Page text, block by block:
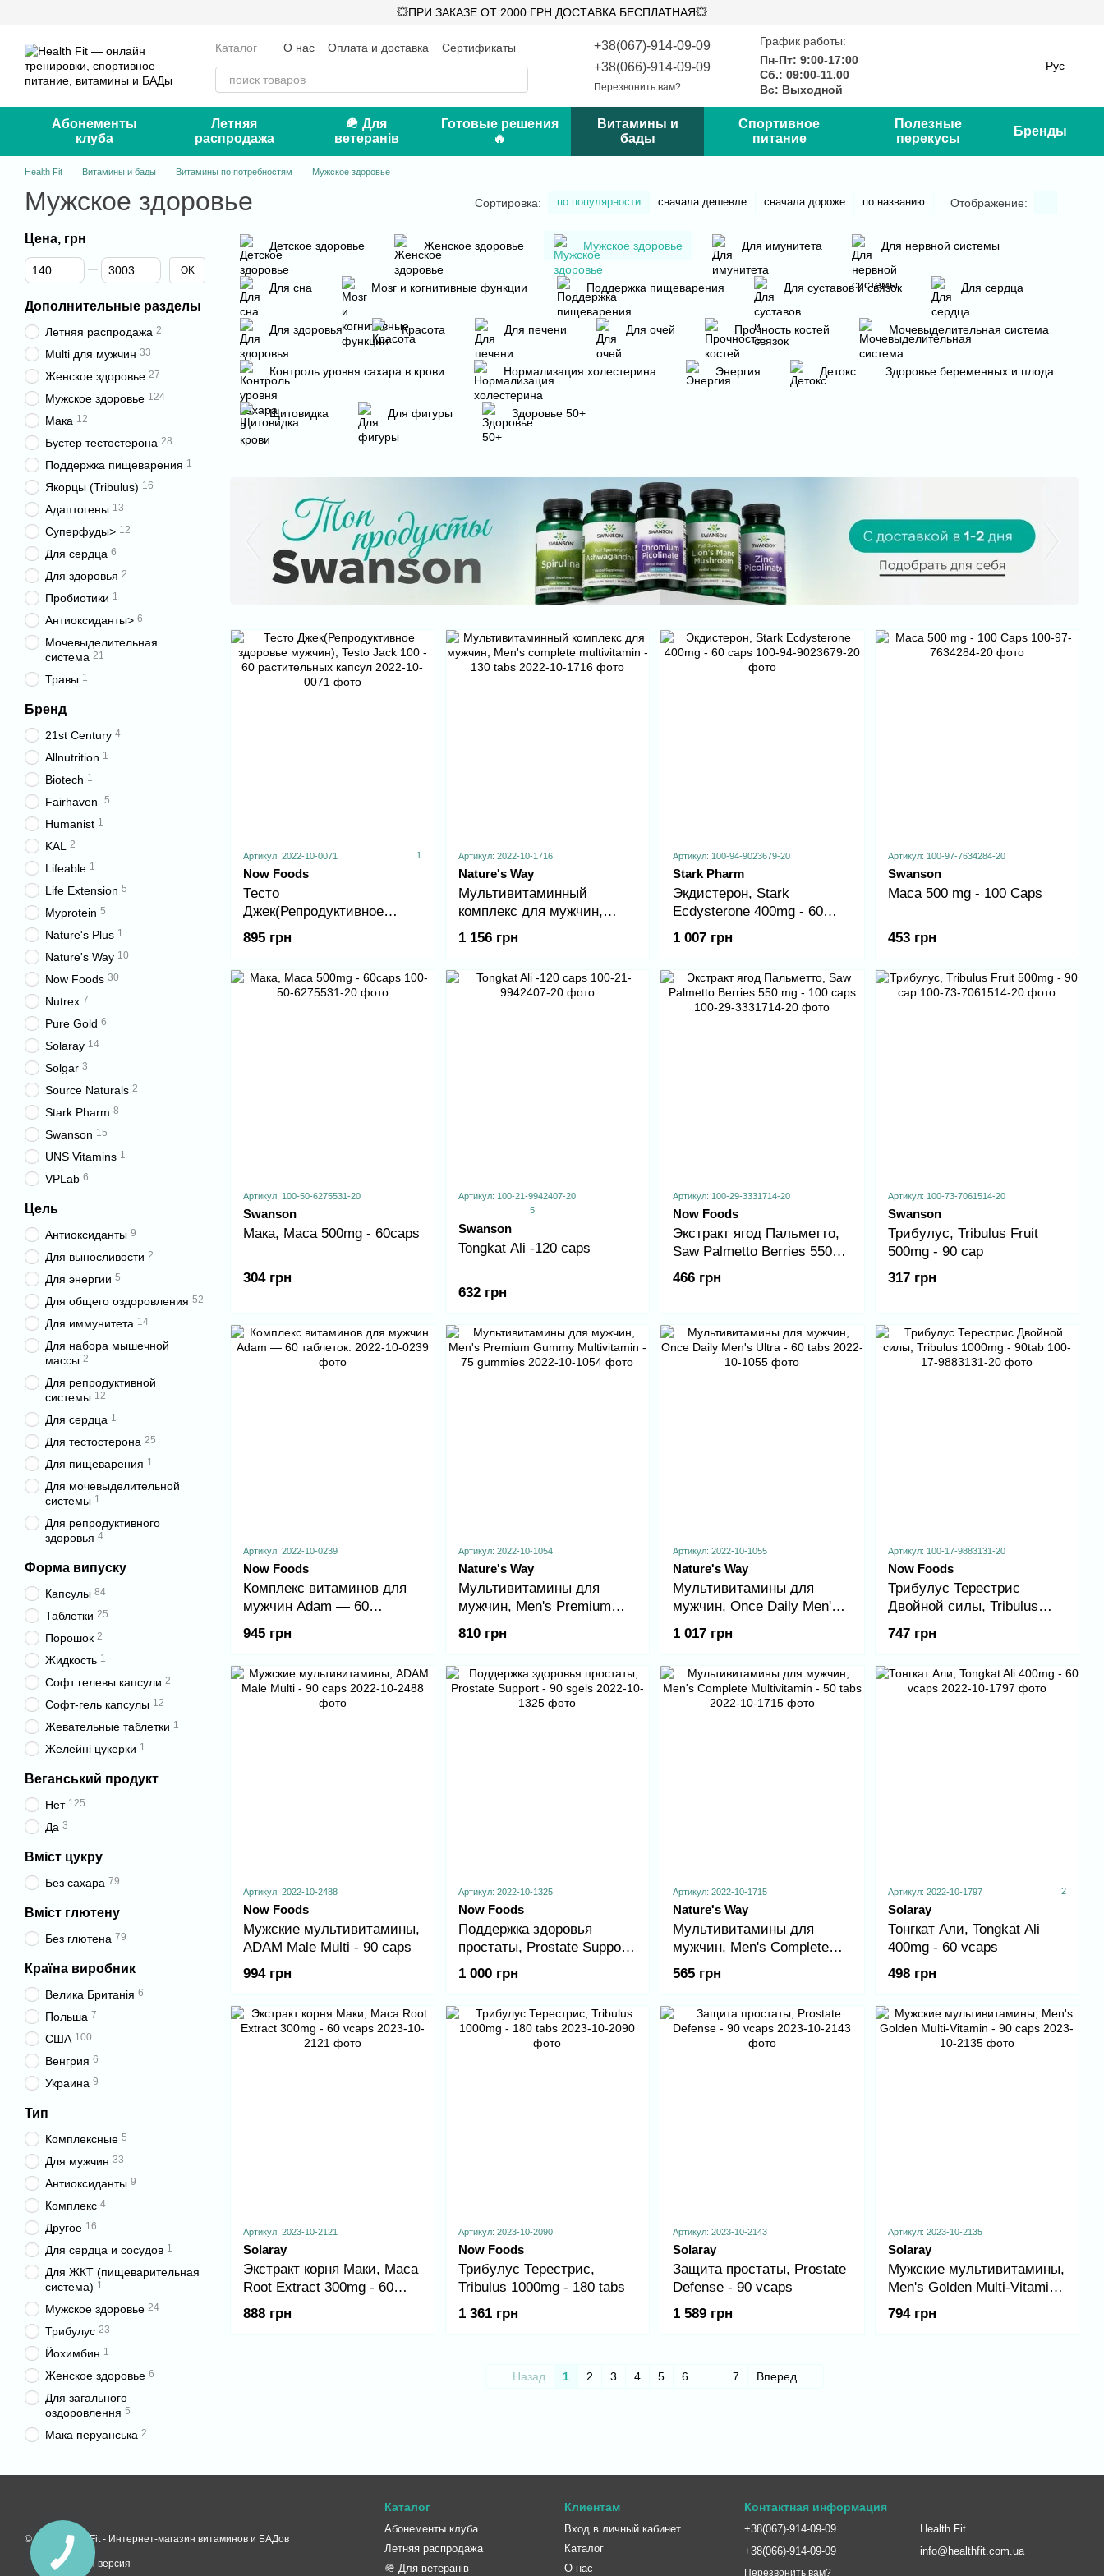
💥ПРИ ЗАКАЗЕ ОТ 2000 ГРН ДОСТАВКА БЕСПЛАТНАЯ💥
Каталог О нас Оплата и доставка
Сертификаты
Отзывы о магазине
Контакты Блог
+38(067)-914-09-09
+38(066)-914-09-09
Перезвонить вам?
График работы:
Пн-Пт: 9:00-17:00
Сб.: 09:00-11.00
Вс: Выходной
Рус
Абонементы
клуба
Летняя
распродажа
🪖 Для
ветеранів
Готовые решения
🔥
Витамины и
бады
Спортивное
питание
Полезные
перекусы
Бренды
Health Fit Витамины и бады Витамины по потребностям Мужское здоровье
Мужское здоровье Сортировка: по популярности сначала дешевле сначала дороже по названию Отображение:
Детское здоровье Женское здоровье Мужское здоровье Для имунитета Для нервной системы
Для сна Мозг и когнитивные функции Поддержка пищеварения Для суставов и связок Для сердца
Для здоровья Красота Для печени Для очей Прочность костей Мочевыделительная система
Контроль уровня сахара в крови Нормализация холестерина Энергия Детокс Здоровье беременных и плода
Щитовидка Для фигуры Здоровье 50+
Артикул: 2022-10-0071 1
Now Foods
Тесто
Джек(Репродуктивное
здоровье мужчин), Testo
Jack 100 - 60 растительных
895 грн
Артикул: 2022-10-1716
Nature's Way
Мультивитаминный
комплекс для мужчин,
Men's complete multivitamin
- 130 tabs
1 156 грн
Артикул: 100-94-9023679-20
Stark Pharm
Экдистерон, Stark
Ecdysterone 400mg - 60
caps
1 007 грн
Артикул: 100-97-7634284-20
Swanson
Maca 500 mg - 100 Caps
453 грн
Артикул: 100-50-6275531-20
Swanson
Мака, Maca 500mg - 60caps
304 грн
Артикул: 100-21-9942407-20
5
Swanson
Tongkat Ali -120 caps
632 грн
Артикул: 100-29-3331714-20
Now Foods
Экстракт ягод Пальметто,
Saw Palmetto Berries 550
mg - 100 caps
466 грн
Артикул: 100-73-7061514-20
Swanson
Трибулус, Tribulus Fruit
500mg - 90 cap
317 грн
Артикул: 2022-10-0239
Now Foods
Комплекс витаминов для
мужчин Adam — 60
таблеток.
945 грн
Артикул: 2022-10-1054
Nature's Way
Мультивитамины для
мужчин, Men's Premium
Gummy Multivitamin - 75
gummies
810 грн
Артикул: 2022-10-1055
Nature's Way
Мультивитамины для
мужчин, Once Daily Men's
Ultra - 60 tabs
1 017 грн
Артикул: 100-17-9883131-20
Now Foods
Трибулус Терестрис
Двойной силы, Tribulus
1000mg - 90tab
747 грн
Артикул: 2022-10-2488
Now Foods
Мужские мультивитамины,
ADAM Male Multi - 90 caps
994 грн
Артикул: 2022-10-1325
Now Foods
Поддержка здоровья
простаты, Prostate Support
- 90 sgels
1 000 грн
Артикул: 2022-10-1715
Nature's Way
Мультивитамины для
мужчин, Men's Complete
Multivitamin - 50 tabs
565 грн
Артикул: 2022-10-1797 2
Solaray
Тонгкат Али, Tongkat Ali
400mg - 60 vcaps
498 грн
Артикул: 2023-10-2121
Solaray
Экстракт корня Маки, Maca
Root Extract 300mg - 60
vcaps
888 грн
Артикул: 2023-10-2090
Now Foods
Трибулус Терестрис,
Tribulus 1000mg - 180 tabs
1 361 грн
Артикул: 2023-10-2143
Solaray
Защита простаты, Prostate
Defense - 90 vcaps
1 589 грн
Артикул: 2023-10-2135
Solaray
Мужские мультивитамины,
Men's Golden Multi-Vitamin -
90 caps
794 грн
Назад 1 2 3 4 5 6 7 Вперед
Цена, грн
От Цена, грн
До Цена, грн
OK
Дополнительные разделы
Летняя распродажа 2
Multi для мужчин 33
Женское здоровье 27
Мужское здоровье 124
Мака 12
Бустер тестостерона 28
Поддержка пищеварения 1
Якорцы (Tribulus) 16
Адаптогены 13
Суперфуды> 12
Для сердца 6
Для здоровья 2
Пробиотики 1
Антиоксиданты> 6
Мочевыделительная
система 21
Травы 1
Бренд
21st Century 4
Allnutrition 1
Biotech 1
Fairhaven 5
Humanist 1
KAL 2
Lifeable 1
Life Extension 5
Myprotein 5
Nature's Plus 1
Nature's Way 10
Now Foods 30
Nutrex 7
Pure Gold 6
Solaray 14
Solgar 3
Source Naturals 2
Stark Pharm 8
Swanson 15
UNS Vitamins 1
VPLab 6
Цель
Антиоксиданты 9
Для выносливости 2
Для энергии 5
Для общего оздоровления 52
Для иммунитета 14
Для набора мышечной
массы 2
Для репродуктивной
системы 12
Для сердца 1
Для тестостерона 25
Для пищеварения 1
Для мочевыделительной
системы 1
Для репродуктивного
здоровья 4
Форма випуску
Капсулы 84
Таблетки 25
Порошок 2
Жидкость 1
Софт гелевы капсули 2
Софт-гель капсулы 12
Жевательные таблетки 1
Желейні цукерки 1
Веганський продукт
Нет 125
Да 3
Вміст цукру
Без сахара 79
Вміст глютену
Без глютена 79
Країна виробник
Велика Британія 6
Польша 7
США 100
Венгрия 6
Украина 9
Тип
Комплексные 5
Для мужчин 33
Антиоксиданты 9
Комплекс 4
Другое 16
Для сердца и сосудов 1
Для ЖКТ (пищеварительная
система) 1
Мужское здоровье 24
Трибулус 23
Йохимбин 1
Женское здоровье 6
Для загального
оздоровлення 5
Мака перуанська 2
© 2026 HealthFit - Интернет-магазин витаминов и БАДов
Мобильная версия
Каталог
Абонементы клуба
Летняя распродажа
🪖 Для ветеранів
Клиентам
Вход в личный кабинет
Каталог
О нас
Контактная информация
+38(067)-914-09-09
+38(066)-914-09-09
Перезвонить вам?
Health Fit
info@healthfit.com.ua